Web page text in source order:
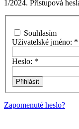
1/2024. Přístupová
Souhlasím
Uživatelské jméno: *
Heslo: *
Zapomenuté heslo?